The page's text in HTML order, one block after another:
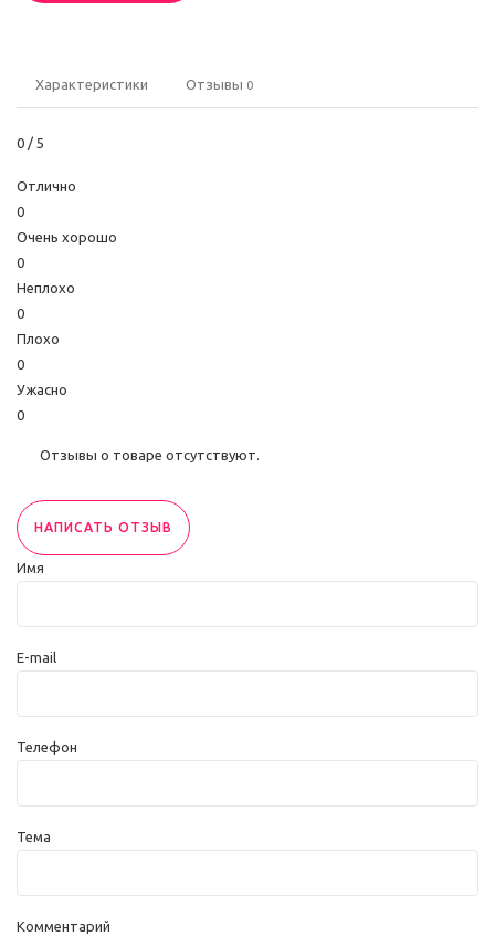
Характеристики Отзывы 0
0 / 5
Отлично
0
Очень хорошо
0
Неплохо
0
Плохо
0
Ужасно
0
Отзывы о товаре отсутствуют.
НАПИСАТЬ ОТЗЫВ
Имя
E-mail
Телефон
Тема
Комментарий